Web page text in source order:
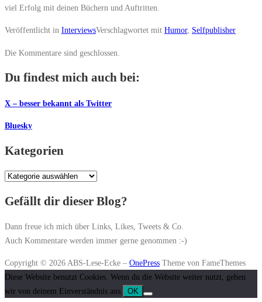
viel Erfolg mit deinen Büchern und Auftritten.
Veröffentlicht in InterviewsVerschlagwortet mit Humor, Selfpublisher
Die Kommentare sind geschlossen.
Du findest mich auch bei:
X – besser bekannt als Twitter
Bluesky
Kategorien
Kategorien
Gefällt dir dieser Blog?
Dann freue ich mich über Links, Likes, Tweets & Co.
Auch Kommentare werden immer gerne genommen :-)
Copyright © 2026 ABS-Lese-Ecke – OnePress Theme von FameThemes
Diese Website benutzt Cookies. Wenn du die Website weiter nutzt, gehen
wir von deinem Einverständnis aus.
OK